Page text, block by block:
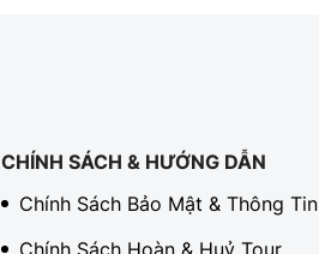
CHÍNH SÁCH & HƯỚNG DẪN
Chính Sách Bảo Mật & Thông Tin
Chính Sách Hoàn & Huỷ Tour